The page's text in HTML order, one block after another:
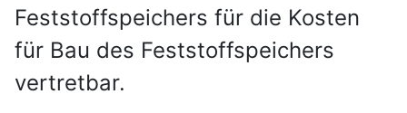
Feststoffspeichers für die Kosten
für Bau des Feststoffspeichers
vertretbar.